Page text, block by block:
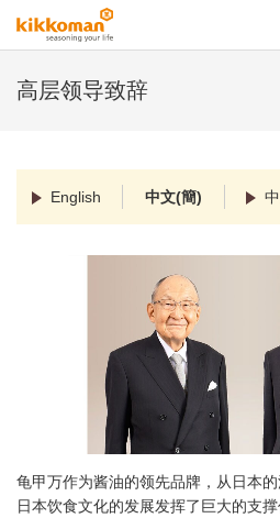
高层领导致辞
English 中文(簡)
龟甲万作为酱油的领先品牌，从日本
日本饮食文化的发展发挥了巨大的支撑